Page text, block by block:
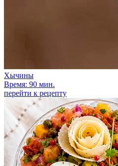
Хычины
Время: 90 мин.
перейти к рецепту